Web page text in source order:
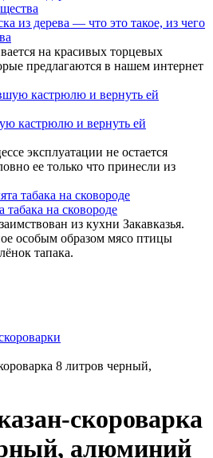
из дерева — что это такое, из чего
на красивых торцевых
предлагаются в нашем интернет
кастрюлю и вернуть ей
эксплуатации не остается
ее только что принесли из
на сковороде
из кухни Закавказья.
особым образом мясо птицы
тапака.
8 литров черный,
скороварка
алюминий